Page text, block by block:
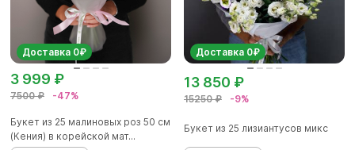
Доставка 0₽
7500 ₽ -47%
3 999 ₽
Букет из 25 малиновых роз 50 см
(Кения) в корейской мат...
Доставка 0₽
15250 ₽ -9%
13 850 ₽
Букет из 25 лизиантусов микс